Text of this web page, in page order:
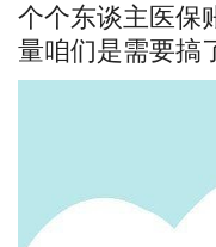
个个东谈主医保
量咱们是需要搞